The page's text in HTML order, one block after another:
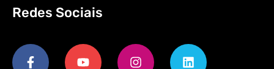
Redes Sociais